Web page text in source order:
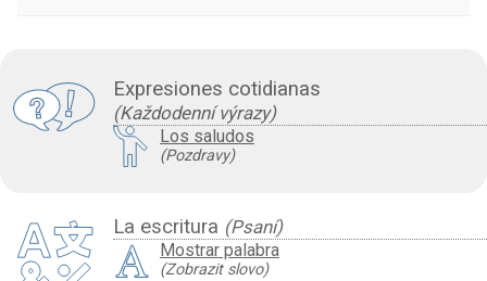
Expresiones cotidianas
(Každodenní výrazy)
Los saludos
(Pozdravy)
La escritura (Psaní)
Mostrar palabra
(Zobrazit slovo)